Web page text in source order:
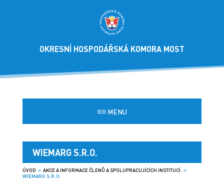
OKRESNÍ HOSPODÁŘSKÁ KOMORA MOST
≡≡MENU
WIEMARG S.R.O.
ÚVOD » AKCE A INFORMACE ČLENŮ A SPOLUPRACUJÍCÍCH INSTITUCÍ»
WIEMARG S.R.O.